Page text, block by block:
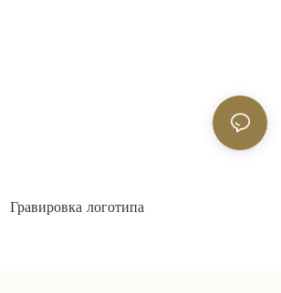
Гравировка логотипа